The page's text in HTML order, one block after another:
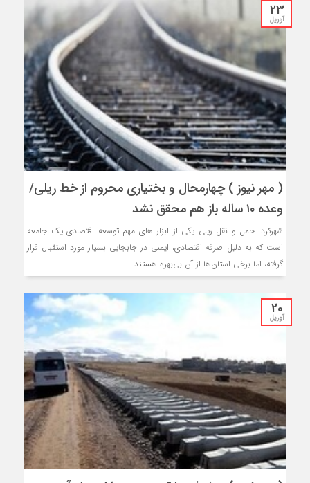
23
آوریل
( مهر نیوز ) چهارمحال و بختیاری محروم از خط ریلی/
وعده ۱۰ ساله باز هم محقق نشد
شهرکرد- حمل و نقل ریلی یکی از ابزار های مهم توسعه اقتصادی یک جامعه
است که به دلیل صرفه اقتصادی، ایمنی در جابجایی بسیار مورد استقبال قرار
گرفته، اما برخی استان‌ها از آن بی‌بهره هستند.
20
آوریل